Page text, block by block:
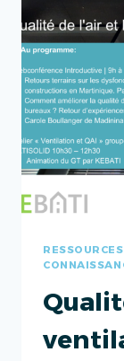
RESSOURCES